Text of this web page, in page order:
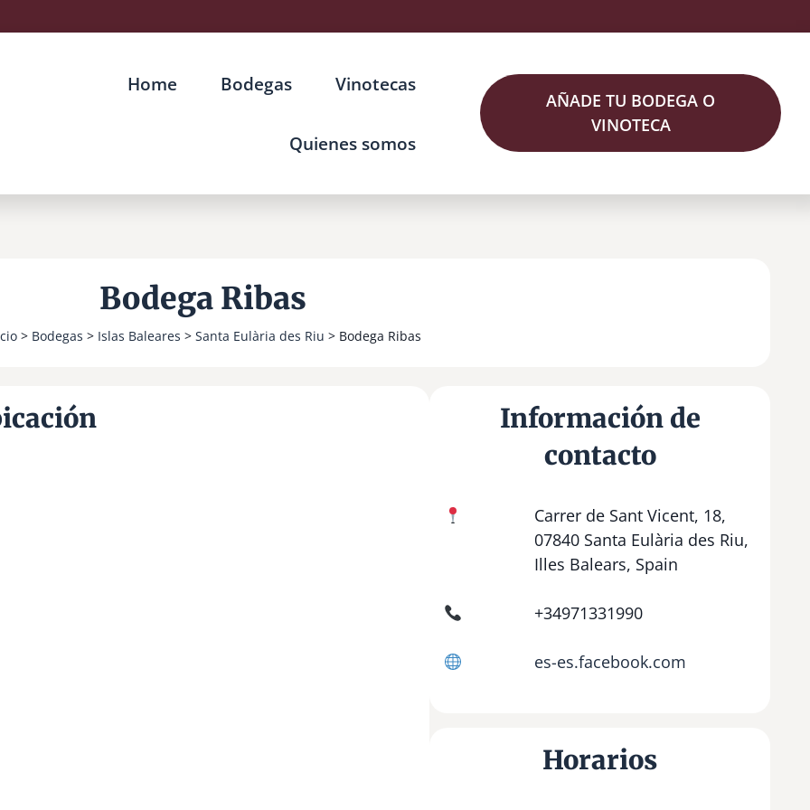
Home Bodegas Vinotecas
Quienes somos
AÑADE TU BODEGA O
VINOTECA
Bodega Ribas
> Bodegas > Islas Baleares > Santa Eulària des Riu > Bodega Ribas
Información de
contacto
Carrer de Sant Vicent, 18,
07840 Santa Eulària des Riu,
Illes Balears, Spain
+34971331990
es-es.facebook.com
Horarios